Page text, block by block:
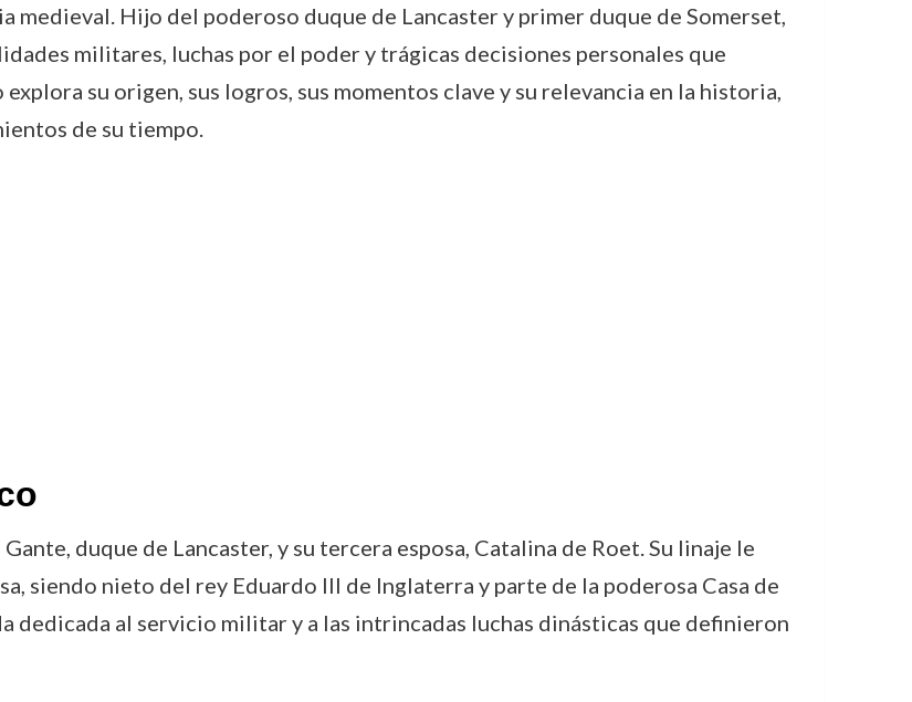
medieval. Hijo del poderoso duque de Lancaster y primer duque de Somerset,
militares, luchas por el poder y trágicas decisiones personales que
su origen, sus logros, sus momentos clave y su relevancia en la historia,
de su tiempo.
duque de Lancaster, y su tercera esposa, Catalina de Roet. Su linaje le
siendo nieto del rey Eduardo III de Inglaterra y parte de la poderosa Casa de
dedicada al servicio militar y a las intrincadas luchas dinásticas que definieron